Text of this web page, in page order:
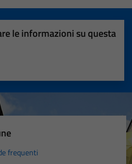
le informazioni su questa
5 stelle su 5
su 5
su 5
frequenti